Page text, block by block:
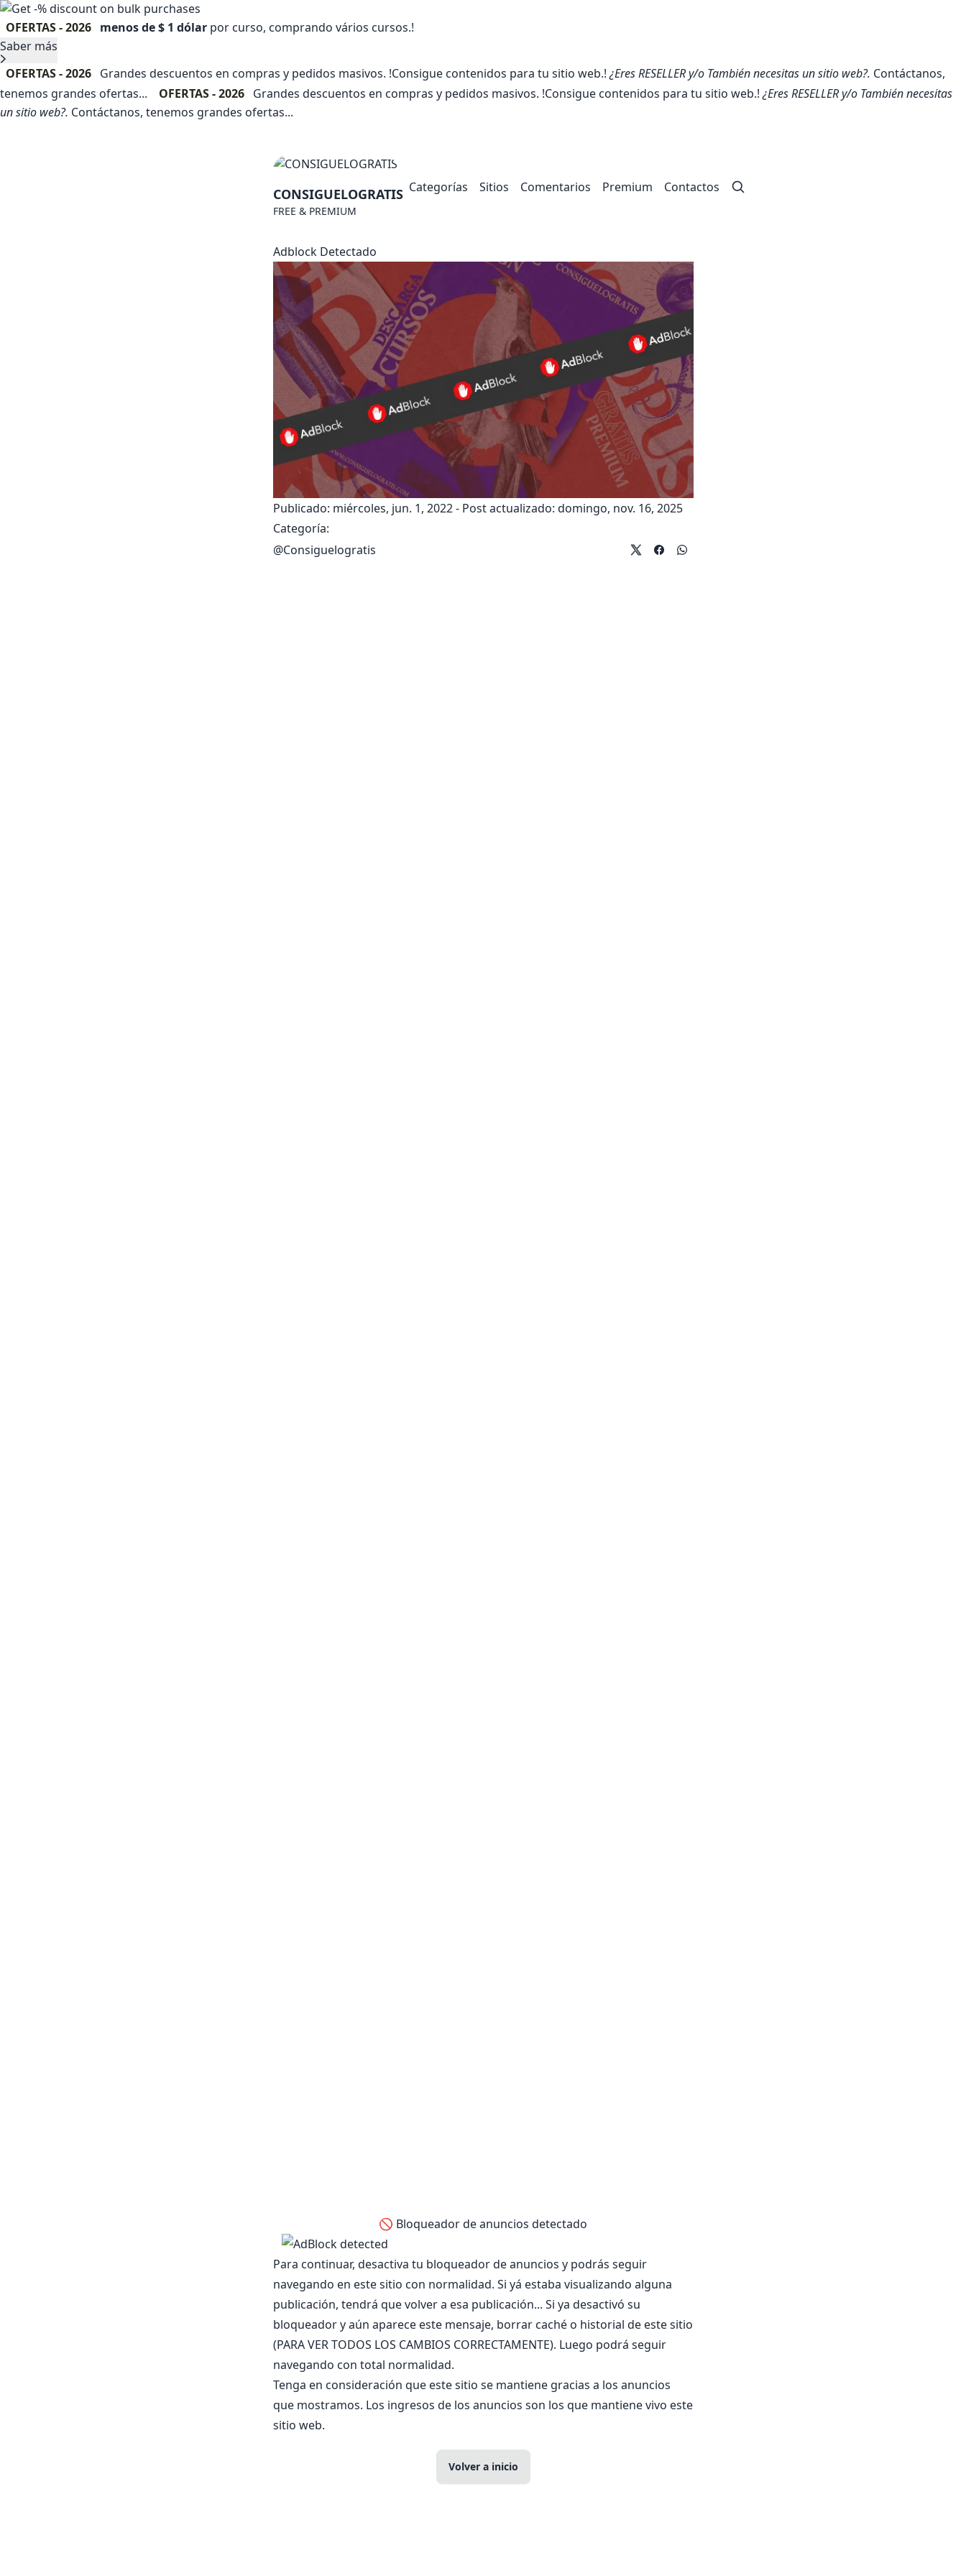
OFERTAS - 2026 menos de $ 1 dólar por curso, comprando vários cursos.!
Saber más
OFERTAS - 2026 Grandes descuentos en compras y pedidos masivos. !Consigue contenidos para tu sitio web.!¿Eres RESELLER y/o También necesitas un sitio web?. Contáctanos,
tenemos grandes ofertas...
OFERTAS - 2026 Grandes descuentos en compras y pedidos masivos. !Consigue contenidos para tu sitio web.!¿Eres RESELLER y/o También necesitas
un sitio web?. Contáctanos, tenemos grandes ofertas...
CONSIGUELOGRATIS
FREE & PREMIUM
Categorías Sitios Comentarios Premium Contactos
Adblock Detectado
Publicado: miércoles, jun. 1, 2022- Post actualizado: domingo, nov. 16, 2025
Categoría:
@Consiguelogratis
🚫 Bloqueador de anuncios detectado
Para continuar, desactiva tu bloqueador de anuncios y podrás seguir
navegando en este sitio con normalidad. Si yá estaba visualizando alguna
publicación, tendrá que volver a esa publicación... Si ya desactivó su
bloqueador y aún aparece este mensaje, borrar caché o historial de este sitio
(PARA VER TODOS LOS CAMBIOS CORRECTAMENTE). Luego podrá seguir
navegando con total normalidad.
Tenga en consideración que este sitio se mantiene gracias a los anuncios
que mostramos. Los ingresos de los anuncios son los que mantiene vivo este
sitio web.
Volver a inicio